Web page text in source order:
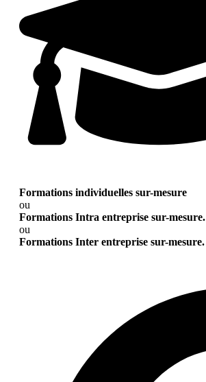
Formations individuelles sur-mesure
ou
Formations Intra entreprise sur-mesure.
ou
Formations Inter entreprise sur-mesure.